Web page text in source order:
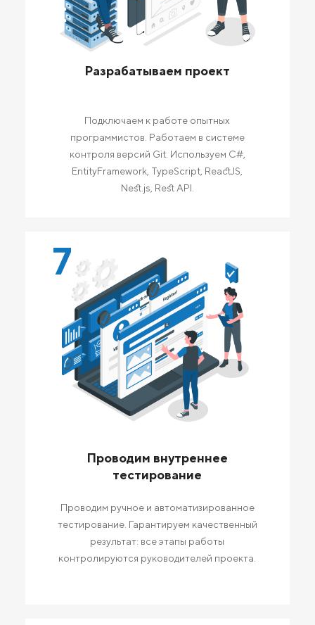
Разрабатываем проект
Подключаем к работе опытных
программистов. Работаем в системе
контроля версий Git. Используем C#,
EntityFramework, TypeScript, ReactJS,
Nest.js, Rest API.
7
Проводим внутреннее
тестирование
Проводим ручное и автоматизированное
тестирование. Гарантируем качественный
результат: все этапы работы
контролируются руководителей проекта.